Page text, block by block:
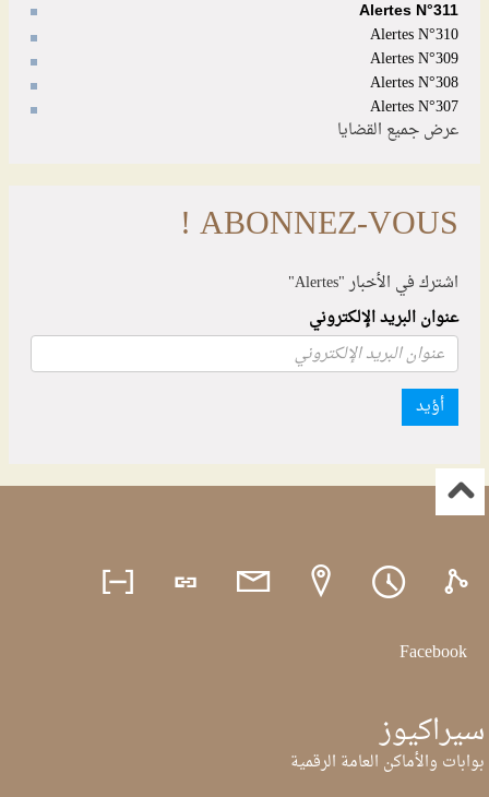
Alertes N°311
Alertes N°310
Alertes N°309
Alertes N°308
Alertes N°307
عرض جميع القضايا
ABONNEZ-VOUS !
اشترك في الأخبار "Alertes"
عنوان البريد الإلكتروني
أؤيد
Facebook
سيراكيوز
بوابات والأماكن العامة الرقمية